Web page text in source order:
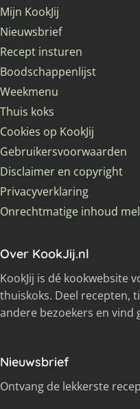
Mijn KookJij
Nieuwsbrief
Recept insturen
Boodschappenlijst
Weekmenu
Thuis koks
Cookies op KookJij
Gebruikersvoorwaarden
Disclaimer en copyright
Privacyverklaring
Onrechtmatige inhoud
Over KookJij.nl
KookJij is dé kookwebsite
thuiskoks. Deel recepten,
andere bezoekers en vind
Nieuwsbrief
Ontvang de lekkerste